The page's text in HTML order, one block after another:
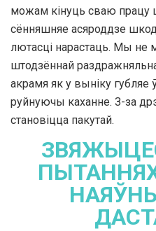
можам кінуць сваю працу
сённяшняе асяроддзе
лютасці нарастаць. Мы не
штодзённай
акрамя як у выніку
руйнуючы каханне. З-за
становіцца пакутай.